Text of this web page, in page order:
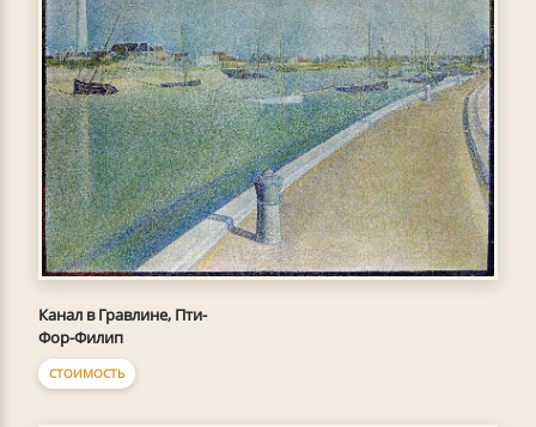
Канал в Гравлине, Пти-
Фор-Филип
СТОИМОСТЬ